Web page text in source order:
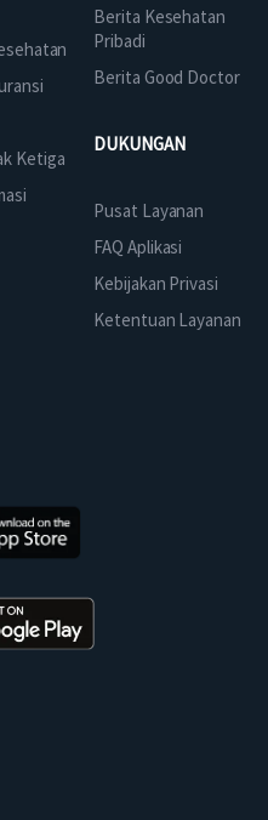
Ketiga
Berita Kesehatan
Pribadi
Berita Good Doctor
DUKUNGAN
Pusat Layanan
FAQ Aplikasi
Kebijakan Privasi
Ketentuan Layanan